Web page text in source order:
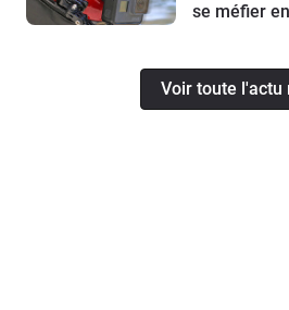
se méfier
Voir toute l'actu